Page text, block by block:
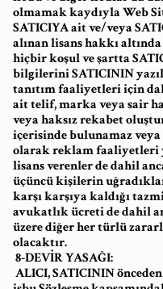
olmamak kaydıyla Web
SATICIYA ait ve/veya
alınan lisans hakkı
hiçbir koşul ve şartta
bilgilerini SATICININ
tanıtım faaliyetleri için
ait telif, marka veya sair
veya haksız rekabet
içerisinde bulunamaz veya
olarak reklam faaliyetleri
lisans verenler de dahil
üçüncü kişilerin
karşı karşıya kaldığı
avukatlık ücreti de dahil
üzere diğer her türlü
olacaktır.
8-DEVİR YASAĞI:
ALICI, SATICININ